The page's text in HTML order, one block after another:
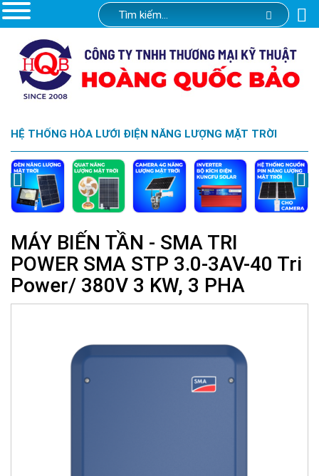
HỆ THỐNG HÒA LƯỚI ĐIỆN NĂNG LƯỢNG MẶT TRỜI
MÁY BIẾN TẦN - SMA TRI
POWER SMA STP 3.0-3AV-40 Tri
Power/ 380V 3 KW, 3 PHA